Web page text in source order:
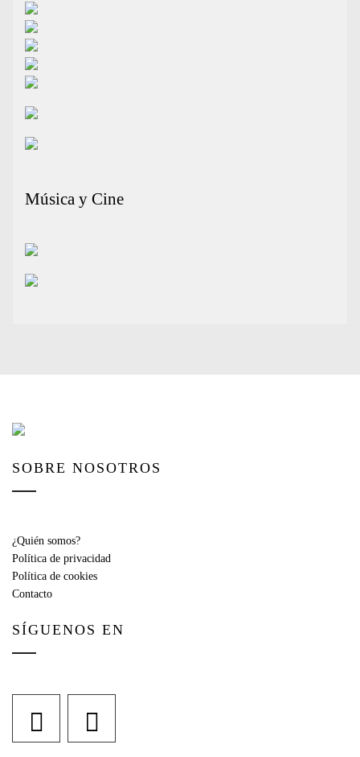
Música y Cine
SOBRE NOSOTROS
¿Quién somos?
Política de privacidad
Política de cookies
Contacto
SÍGUENOS EN